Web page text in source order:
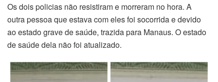
Os dois policias não resistiram e morreram no hora. A
outra pessoa que estava com eles foi socorrida e devido
ao estado grave de saúde, trazida para Manaus. O estado
de saúde dela não foi atualizado.